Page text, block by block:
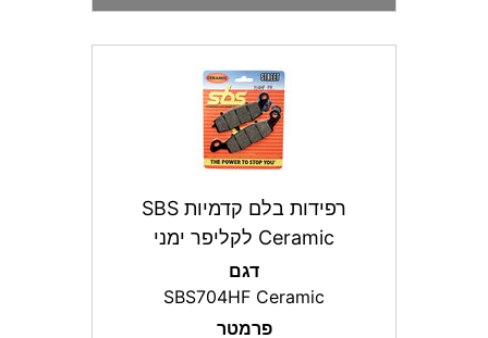
רפידות בלם קדמיות SBS
Ceramic לקליפר ימני
דגם
SBS704HF Ceramic
פרמטר